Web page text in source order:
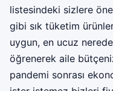
listesindeki sizlere
gibi sık tüketim
uygun, en ucuz nerede
öğrenerek aile
pandemi sonrası